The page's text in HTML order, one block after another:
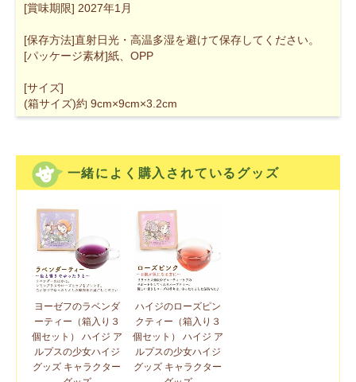
[賞味期限] 2027年1月
[保存方法]直射日光・高温多湿を避けて保存してください。
[パッケージ素材]紙、OPP
[サイズ]
(箱サイズ)約 9cm×9cm×3.2cm
一緒によく購入されているグッズ
ヨーゼフのラベンダ
ーティー（箱入り３
個セット） ハイジ ア
ルプスの少女ハイジ
グッズ キャラクター
ハイジのローズピン
クティー（箱入り３
個セット） ハイジ ア
ルプスの少女ハイジ
グッズ キャラクター